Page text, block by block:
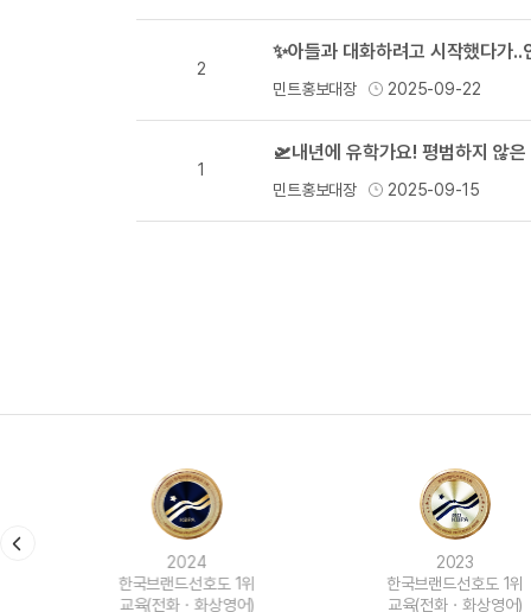
2
✨아들과 대화하려고 시작했다가
민트홍보대장 2025-09-22
1
민트홍보대장
2025-09-15
한국브랜드선호도 1위
교육(전화ㆍ화상영어)
한국브랜드선호도 1위
교육(전화ㆍ화상영어)